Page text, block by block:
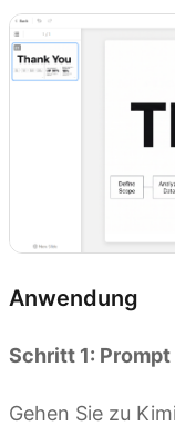
Anwendung
Schritt 1:
Gehen Sie zu